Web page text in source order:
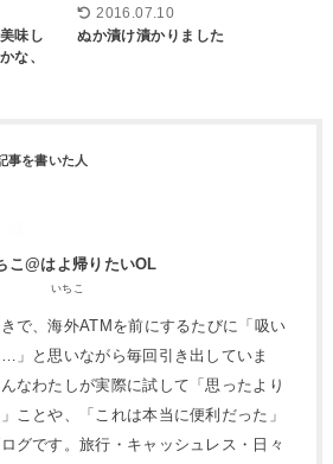
味し
な、
2016.07.10
ぬか漬け漬かりました
こ@はよ帰りたいOL
いちこ
で、海外ATMを前にするたびに「吸い
」と思いながら毎回引き出していま
なわたしが実際に試して「思ったより
ことや、「これは本当に便利だった」
グです。旅行・キャッシュレス・日々